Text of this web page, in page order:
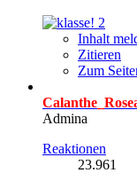
2
Inhalt
Zitieren
Zum
Admina
Reaktionen
23.961